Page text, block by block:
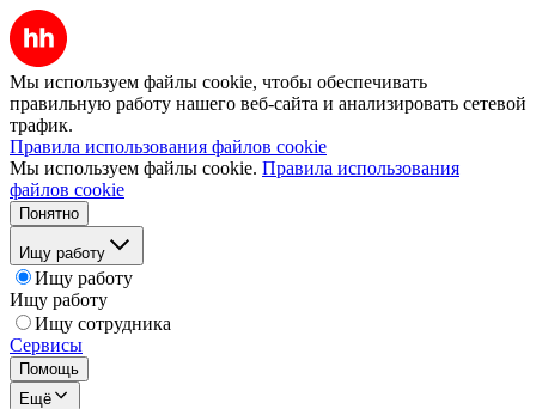
Мы используем файлы cookie, чтобы обеспечивать
правильную работу нашего веб-сайта и анализировать сетевой
трафик.
Правила использования файлов cookie
Мы используем файлы cookie. Правила использования
файлов cookie
Понятно
Ищу работу
Ищу работу
Ищу работу
Ищу сотрудника
Сервисы
Помощь
Ещё